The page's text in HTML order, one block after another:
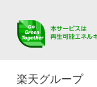
キズ修理予約
メンテナンス管理
タイヤ交換サービス
楽天グループ